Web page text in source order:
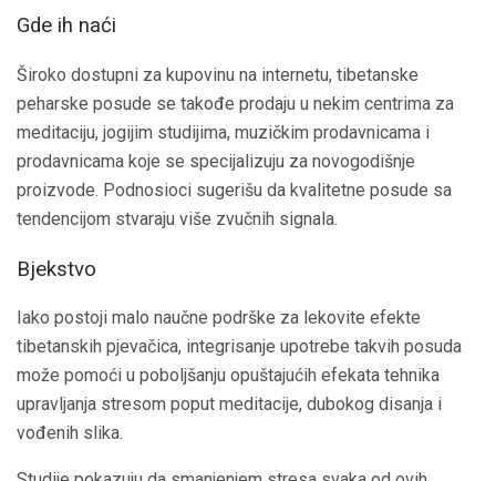
Gde ih naći
Široko dostupni za kupovinu na internetu, tibetanske
peharske posude se takođe prodaju u nekim centrima za
meditaciju, jogijim studijima, muzičkim prodavnicama i
prodavnicama koje se specijalizuju za novogodišnje
proizvode. Podnosioci sugerišu da kvalitetne posude sa
tendencijom stvaraju više zvučnih signala.
Bjekstvo
Iako postoji malo naučne podrške za lekovite efekte
tibetanskih pjevačica, integrisanje upotrebe takvih posuda
može pomoći u poboljšanju opuštajućih efekata tehnika
upravljanja stresom poput meditacije, dubokog disanja i
vođenih slika.